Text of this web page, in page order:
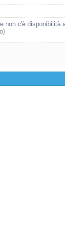
non c'è disponibilità